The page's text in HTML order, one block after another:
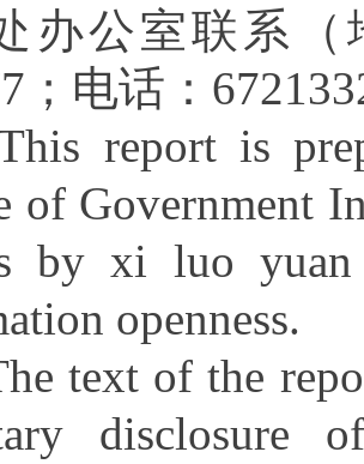
办公室联系
；电话：
report is
of Government
by xi luo
openness.
of the report
disclosure